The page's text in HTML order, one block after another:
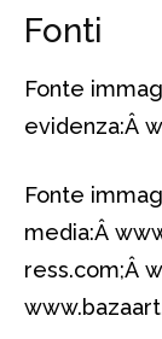
Fonti
Fonte
evidenza:Â
Fonte
media:Â
ress.com;Â